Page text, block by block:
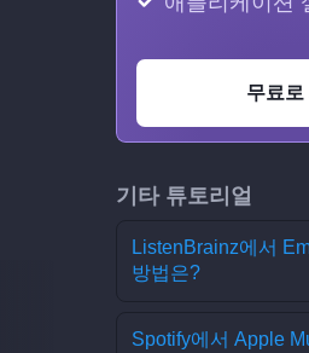
무료로
기타 튜토리얼
ListenBrainz에서
방법은?
Spotify에서 Apple